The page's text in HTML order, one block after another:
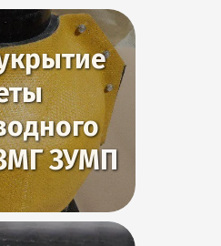
ЗУМП